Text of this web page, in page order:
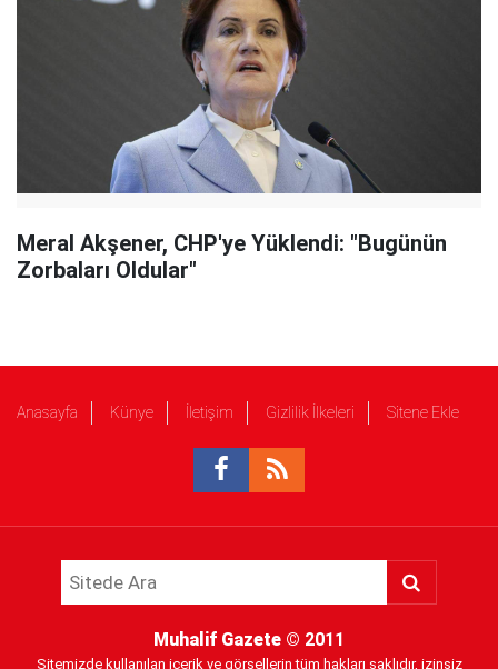
Meral Akşener, CHP'ye Yüklendi: "Bugünün
Zorbaları Oldular"
Anasayfa Künye İletişim Gizlilik İlkeleri Sitene Ekle
Muhalif Gazete © 2011
Sitemizde kullanılan içerik ve görsellerin tüm hakları saklıdır, izinsiz